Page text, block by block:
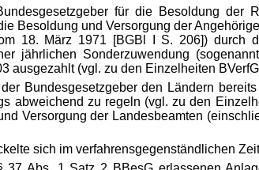
für die Besoldung der
Besoldung und Versorgung der
18. März 1971 [BGBl I S. 206]) durch
jährlichen Sonderzuwendung
ausgezahlt (vgl. zu den Einzelheiten
Bundesgesetzgeber den Ländern
abweichend zu regeln (vgl. zu den
Versorgung der Landesbeamten
sich im verfahrensgegenständlichen